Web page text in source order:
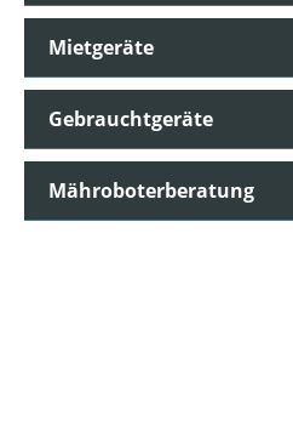
Mietgeräte
Gebrauchtgeräte
Mähroboterberatung